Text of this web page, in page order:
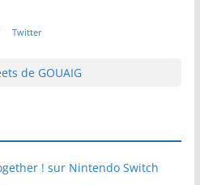
Twitter
de GOUAIG
! sur Nintendo Switch